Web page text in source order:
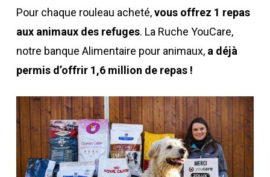
Pour chaque rouleau acheté,vous offrez 1 repas
aux animaux des refuges. La Ruche YouCare,
notre banque Alimentaire pour animaux, a déjà
permis d’offrir 1,6 million de repas !